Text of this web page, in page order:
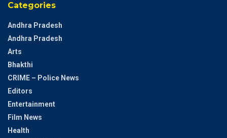
Categories
Andhra Pradesh
Andhra Pradesh
Arts
Bhakthi
CRIME – Police News
Editors
Entertainment
Film News
Health